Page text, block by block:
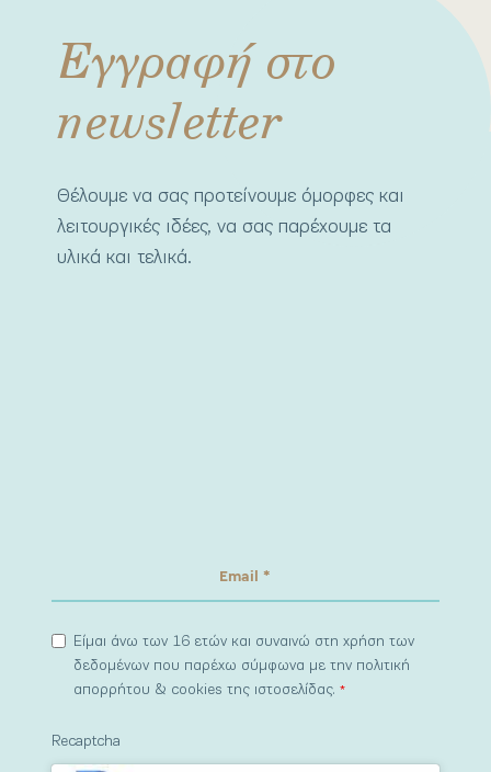
Εγγραφή στο
newsletter
Θέλουμε να σας προτείνουμε όμορφες και
λειτουργικές ιδέες, να σας παρέχουμε τα
υλικά και τελικά.
Είμαι άνω των 16 ετών και συναινώ στη χρήση των
δεδομένων που παρέχω σύμφωνα με την πολιτική
απορρήτου & cookies της ιστοσελίδας.*
Recaptcha